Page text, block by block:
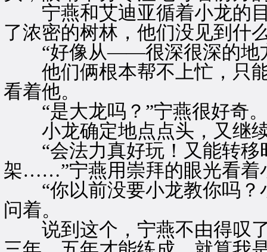
宁燕和艾迪亚循着小龙的目
了浓密的树林，他们没见到什
“好像从——很深很深的地
他们俩根本帮不上忙，只能
看着他。
“是大龙吗？”宁燕很好奇
小龙确定地点点头，又继
“会法力真好玩！又能转移
架……”宁燕用崇拜的眼光看着
“你以前没要小龙教你吗？
问着。
说到这个，宁燕不由得叹了